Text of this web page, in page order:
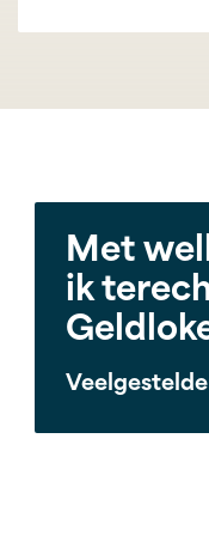
Met
ik